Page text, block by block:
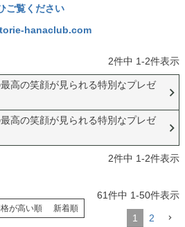
ご覧ください
hanaclub.com
2件中 1-2件表示
高の笑顔が見られる特別なプレゼ
高の笑顔が見られる特別なプレゼ
2件中 1-2件表示
が高い順 新着順
61件中 1-50件表示
1 2